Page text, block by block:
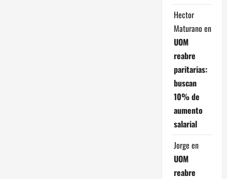
Hector
Maturano en
UOM
reabre
paritarias:
buscan
10% de
aumento
salarial
Jorge en
UOM
reabre